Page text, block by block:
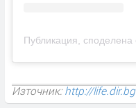
Източник: http://life.dir.bg